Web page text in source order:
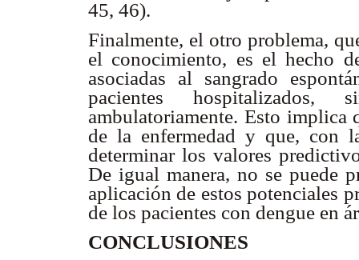
45, 46).
Finalmente, el otro problema,
el conocimiento, es el hecho
asociadas al sangrado
pacientes hospitalizados,
ambulatoriamente. Esto implica
de la enfermedad y que, con
determinar los valores
De igual manera, no se puede
aplicación de estos potenciales
de los pacientes con dengue en
CONCLUSIONES